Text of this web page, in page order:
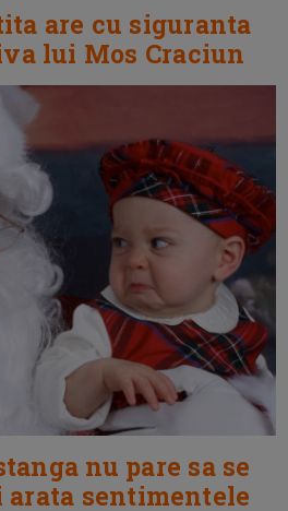
are cu siguranta
lui Mos Craciun
nu pare sa se
arata sentimentele